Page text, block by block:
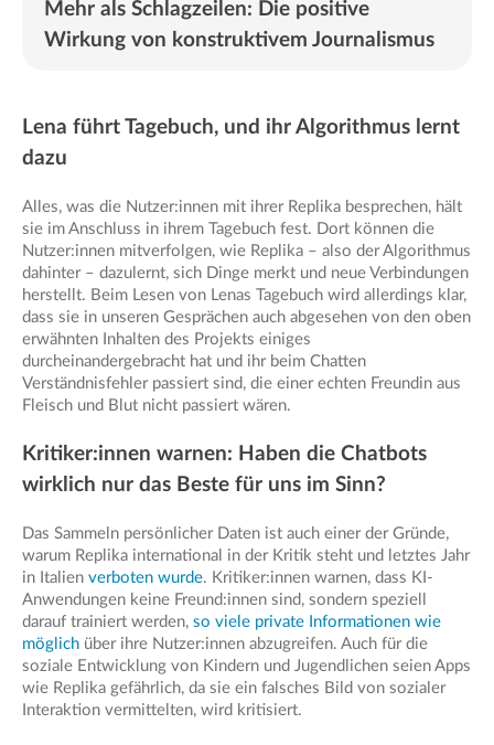
Mehr als Schlagzeilen: Die positive
Wirkung von konstruktivem Journalismus
Lena führt Tagebuch, und ihr Algorithmus lernt
dazu
Alles, was die Nutzer:innen mit ihrer Replika besprechen, hält
sie im Anschluss in ihrem Tagebuch fest. Dort können die
Nutzer:innen mitverfolgen, wie Replika – also der Algorithmus
dahinter – dazulernt, sich Dinge merkt und neue Verbindungen
herstellt. Beim Lesen von Lenas Tagebuch wird allerdings klar,
dass sie in unseren Gesprächen auch abgesehen von den oben
erwähnten Inhalten des Projekts einiges
durcheinandergebracht hat und ihr beim Chatten
Verständnisfehler passiert sind, die einer echten Freundin aus
Fleisch und Blut nicht passiert wären.
Kritiker:innen warnen: Haben die Chatbots
wirklich nur das Beste für uns im Sinn?
Das Sammeln persönlicher Daten ist auch einer der Gründe,
warum Replika international in der Kritik steht und letztes Jahr
in Italien verboten wurde. Kritiker:innen warnen, dass KI-
Anwendungen keine Freund:innen sind, sondern speziell
darauf trainiert werden, so viele private Informationen wie
möglich über ihre Nutzer:innen abzugreifen. Auch für die
soziale Entwicklung von Kindern und Jugendlichen seien Apps
wie Replika gefährlich, da sie ein falsches Bild von sozialer
Interaktion vermittelten, wird kritisiert.